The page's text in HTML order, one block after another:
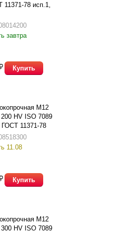
11371-78 исп.1,
завтра
Купить
М12
HV ISO 7089
ГОСТ 11371-78
11.08
Купить
М12
HV ISO 7089